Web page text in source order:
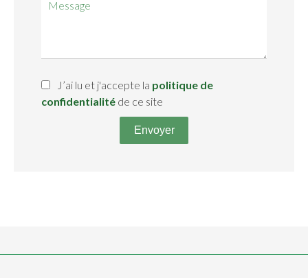
J’ai lu et j'accepte la politique de
confidentialité de ce site
Envoyer